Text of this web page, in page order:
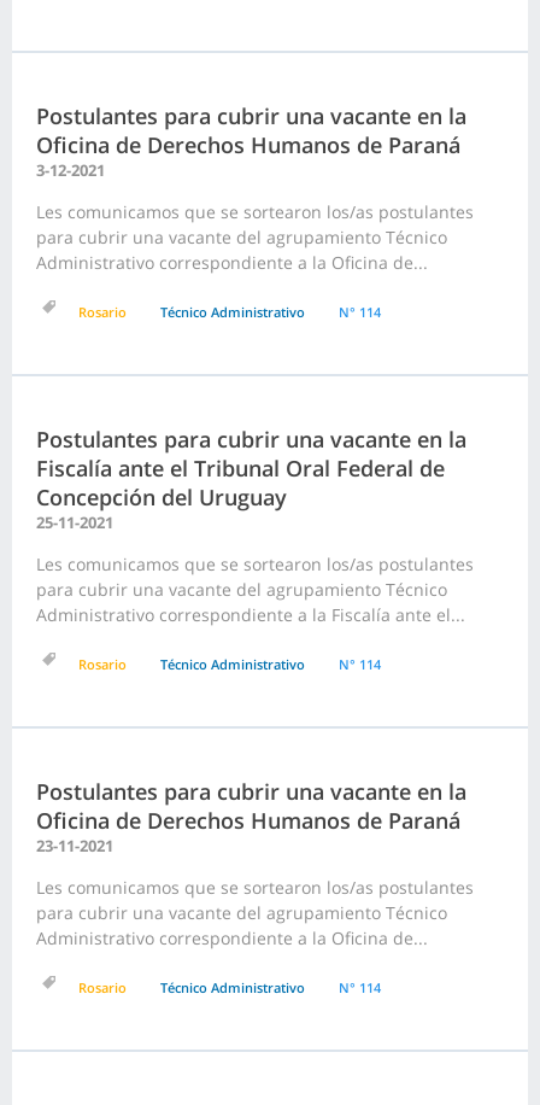
Postulantes para cubrir una vacante en la
Oficina de Derechos Humanos de Paraná
3-12-2021
Les comunicamos que se sortearon los/as postulantes
para cubrir una vacante del agrupamiento Técnico
Administrativo correspondiente a la Oficina de...
Rosario Técnico Administrativo N° 114
Postulantes para cubrir una vacante en la
Fiscalía ante el Tribunal Oral Federal de
Concepción del Uruguay
25-11-2021
Les comunicamos que se sortearon los/as postulantes
para cubrir una vacante del agrupamiento Técnico
Administrativo correspondiente a la Fiscalía ante el...
Rosario Técnico Administrativo N° 114
Postulantes para cubrir una vacante en la
Oficina de Derechos Humanos de Paraná
23-11-2021
Les comunicamos que se sortearon los/as postulantes
para cubrir una vacante del agrupamiento Técnico
Administrativo correspondiente a la Oficina de...
Rosario Técnico Administrativo N° 114